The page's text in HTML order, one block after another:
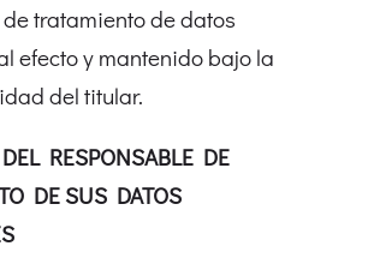
tratamiento de datos
efecto y mantenido bajo la
del titular.
RESPONSABLE DE
DE SUS DATOS